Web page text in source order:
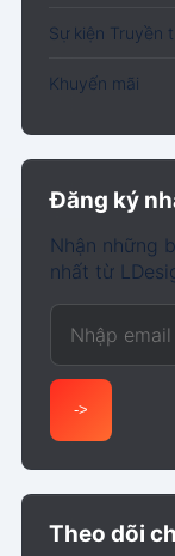
Sự kiện Truyền
Khuyến mãi
Đăng ký
Nhận những
nhất từ
Email của bạn
->
Theo dõi